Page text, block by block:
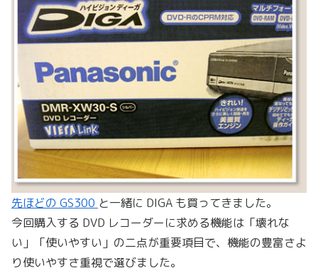
先ほどの GS300 と一緒に DIGA も買ってきました。
今回購入する DVD レコーダーに求める機能は「壊れな
い」「使いやすい」の二点が重要項目で、機能の豊富さよ
り使いやすさ重視で選びました。